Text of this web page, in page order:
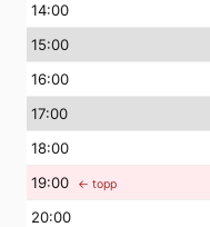
14:00
15:00
16:00
17:00
18:00
19:00 ← topp
20:00